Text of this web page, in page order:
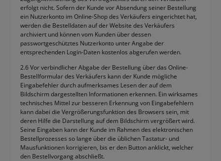
erfolgt nicht. Sofern der Kunde vor Absendung seiner Bestellung
ein Nutzerkonto im Online-Shop des Verkäufers eingerichtet hat,
werden die Bestelldaten auf der Website des Verkäufers
archiviert und können vom Kunden über dessen
passwortgeschütztes Nutzerkonto unter Angabe der
entsprechenden Login-Daten kostenlos abgerufen werden.
2.6 Vor verbindlicher Abgabe der Bestellung über das Online-
Bestellformular des Verkäufers kann der Kunde mögliche
Eingabefehler durch aufmerksames Lesen der auf dem
Bildschirm dargestellten Informationen erkennen. Ein wirksames
technisches Mittel zur besseren Erkennung von Eingabefehlern
kann dabei die Vergrößerungsfunktion des Browsers sein, mit
deren Hilfe die Darstellung auf dem Bildschirm vergrößert wird.
Seine Eingaben kann der Kunde im Rahmen des elektronischen
Bestellprozesses so lange über die üblichen Tastatur- und
Mausfunktionen korrigieren, bis er den Button anklickt, welcher
den Bestellvorgang abschließt.